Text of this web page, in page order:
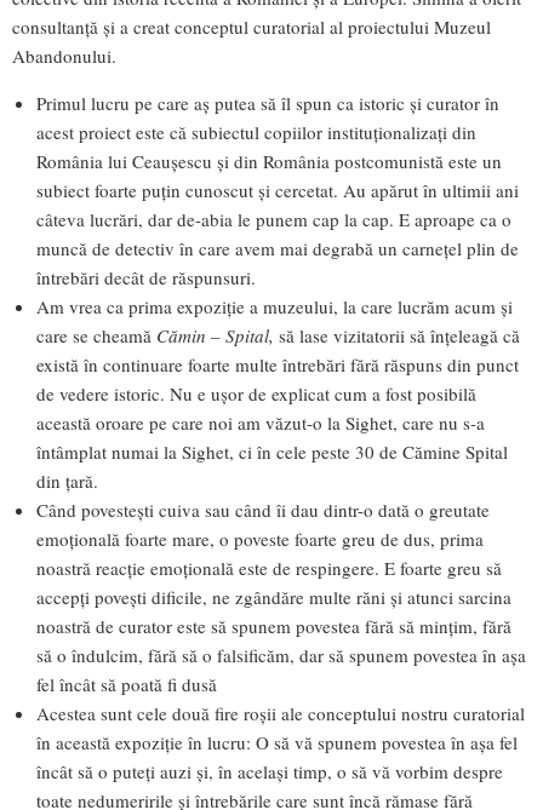
consultanță și a creat conceptul curatorial al proiectului Muzeul
Abandonului.
Primul lucru pe care aș putea să îl spun ca istoric și curator în
acest proiect este că subiectul copiilor instituționalizați din
România lui Ceaușescu și din România postcomunistă este un
subiect foarte puțin cunoscut și cercetat. Au apărut în ultimii ani
câteva lucrări, dar de-abia le punem cap la cap. E aproape ca o
muncă de detectiv în care avem mai degrabă un carnețel plin de
întrebări decât de răspunsuri.
Am vrea ca prima expoziție a muzeului, la care lucrăm acum și
care se cheamă Cămin – Spital, să lase vizitatorii să înțeleagă că
există în continuare foarte multe întrebări fără răspuns din punct
de vedere istoric. Nu e ușor de explicat cum a fost posibilă
această oroare pe care noi am văzut-o la Sighet, care nu s-a
întâmplat numai la Sighet, ci în cele peste 30 de Cămine Spital
din țară.
Când povestești cuiva sau când îi dau dintr-o dată o greutate
emoțională foarte mare, o poveste foarte greu de dus, prima
noastră reacție emoțională este de respingere. E foarte greu să
accepți povești dificile, ne zgândăre multe răni și atunci sarcina
noastră de curator este să spunem povestea fără să mințim, fără
să o îndulcim, fără să o falsificăm, dar să spunem povestea în așa
fel încât să poată fi dusă
Acestea sunt cele două fire roșii ale conceptului nostru curatorial
în această expoziție în lucru: O să vă spunem povestea în așa fel
încât să o puteți auzi și, în același timp, o să vă vorbim despre
toate nedumeririle și întrebările care sunt încă rămase fără